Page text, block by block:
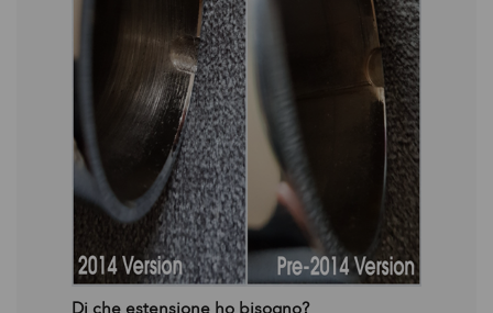
Di che estensione ho bisogno?